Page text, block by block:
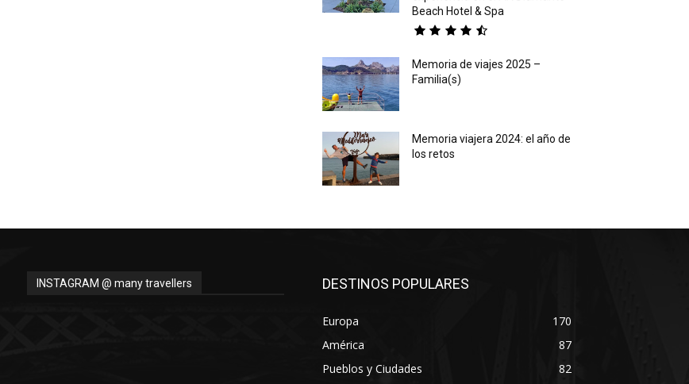
Beach Hotel & Spa
Memoria de viajes 2025 –
Familia(s)
Memoria viajera 2024: el año de
los retos
INSTAGRAM @ many travellers DESTINOS POPULARES
Europa
170
América
87
Pueblos y Ciudades
82